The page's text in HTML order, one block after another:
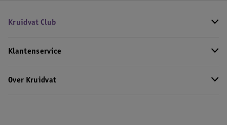
Kruidvat Club
Klantenservice
Over Kruidvat